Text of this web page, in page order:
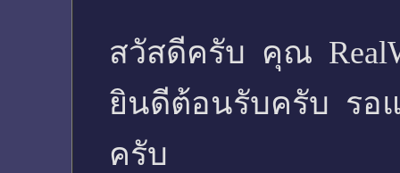
สวัสดีครับ คุณ
ยินดีต้อนรับครับ รอ
ครับ